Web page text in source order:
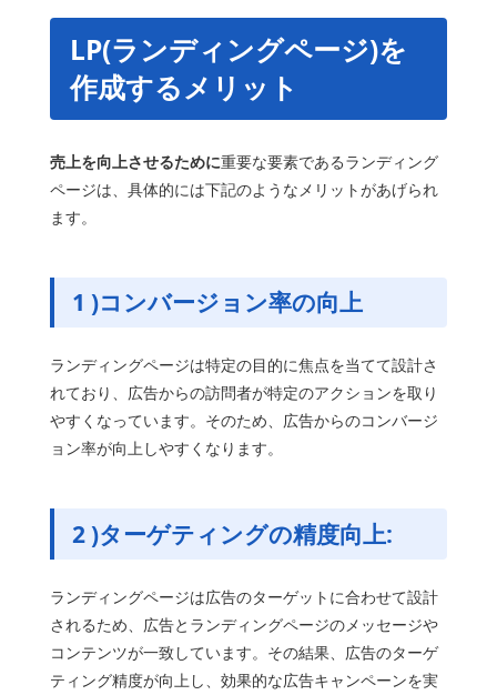
LP(ランディングページ)を
作成するメリット
売上を向上させるために重要な要素であるランディング
ページは、具体的には下記のようなメリットがあげられ
ます。
1 )コンバージョン率の向上
ランディングページは特定の目的に焦点を当てて設計さ
れており、広告からの訪問者が特定のアクションを取り
やすくなっています。そのため、広告からのコンバージ
ョン率が向上しやすくなります。
2 )ターゲティングの精度向上:
ランディングページは広告のターゲットに合わせて設計
されるため、広告とランディングページのメッセージや
コンテンツが一致しています。その結果、広告のターゲ
ティング精度が向上し、効果的な広告キャンペーンを実